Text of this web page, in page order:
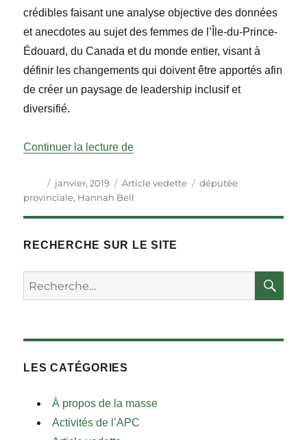
crédibles faisant une analyse objective des données
et anecdotes au sujet des femmes de l’Île-du-Prince-
Édouard, du Canada et du monde entier, visant à
définir les changements qui doivent être apportés afin
de créer un paysage de leadership inclusif et
diversifié.
Continuer la lecture de« Un leadership inclusif et
Auteur
Publié
le
janvier, 2019 Catégories
Article vedette Étiquettes
députée
provinciale, Hannah Bell
RECHERCHE SUR LE SITE
Rechercher :
LES CATÉGORIES
À propos de la masse
Activités de l’APC